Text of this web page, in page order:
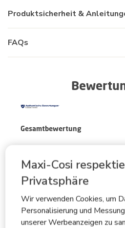
Maxi-Cosi
Privatsphäre
Wir verwenden Cookies, um
Personalisierung und
unserer Werbeanzeigen zu
Produktsicherheit &
FAQs
Beurteilungsüberblick
Wählen Sie unten eine Reihe
Gesamtbewertung
5 Bewertungen